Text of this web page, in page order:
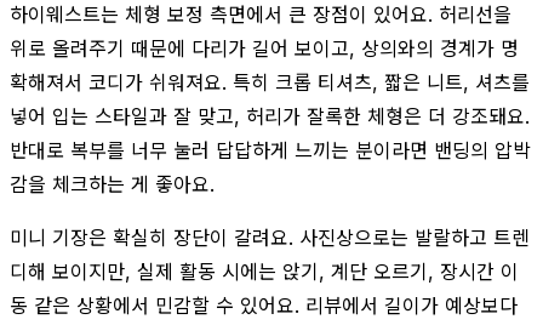
하이웨스트는 체형 보정 측면에서 큰 장점이 있어요. 허리선을
위로 올려주기 때문에 다리가 길어 보이고, 상의와의 경계가 명
확해져서 코디가 쉬워져요. 특히 크롭 티셔츠, 짧은 니트, 셔츠를
넣어 입는 스타일과 잘 맞고, 허리가 잘록한 체형은 더 강조돼요.
반대로 복부를 너무 눌러 답답하게 느끼는 분이라면 밴딩의 압박
감을 체크하는 게 좋아요.
미니 기장은 확실히 장단이 갈려요. 사진상으로는 발랄하고 트렌
디해 보이지만, 실제 활동 시에는 앉기, 계단 오르기, 장시간 이
동 같은 상황에서 민감할 수 있어요. 리뷰에서 길이가 예상보다